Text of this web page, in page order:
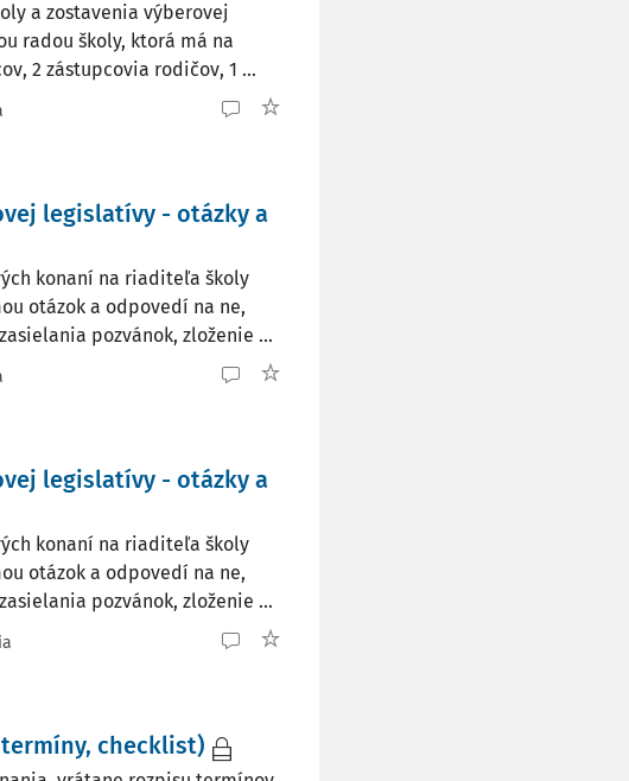
a zostavenia výberovej
radou školy, ktorá má na
2 zástupcovia rodičov, 1 ...
legislatívy - otázky a
konaní na riaditeľa školy
otázok a odpovedí na ne,
pozvánok, zloženie ...
legislatívy - otázky a
konaní na riaditeľa školy
otázok a odpovedí na ne,
pozvánok, zloženie ...
checklist)